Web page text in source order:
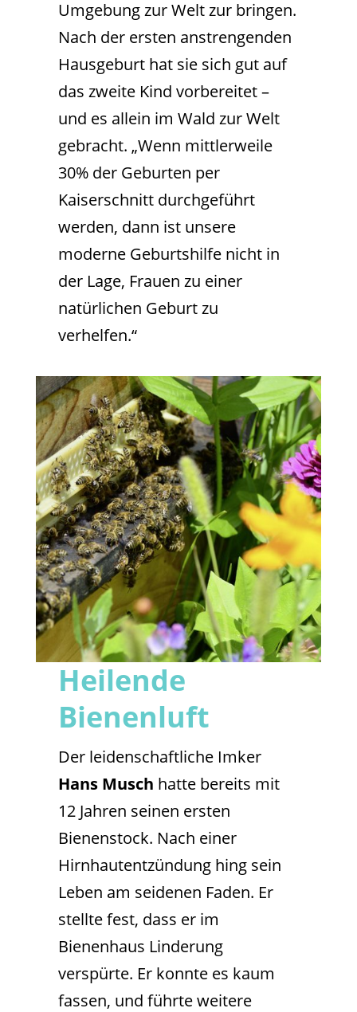
Umgebung zur Welt zur bringen.
Nach der ersten anstrengenden
Hausgeburt hat sie sich gut auf
das zweite Kind vorbereitet –
und es allein im Wald zur Welt
gebracht. „Wenn mittlerweile
30% der Geburten per
Kaiserschnitt durchgeführt
werden, dann ist unsere
moderne Geburtshilfe nicht in
der Lage, Frauen zu einer
natürlichen Geburt zu
verhelfen.“
Heilende
Bienenluft
Der leidenschaftliche Imker
Hans Musch hatte bereits mit
12 Jahren seinen ersten
Bienenstock. Nach einer
Hirnhautentzündung hing sein
Leben am seidenen Faden. Er
stellte fest, dass er im
Bienenhaus Linderung
verspürte. Er konnte es kaum
fassen, und führte weitere